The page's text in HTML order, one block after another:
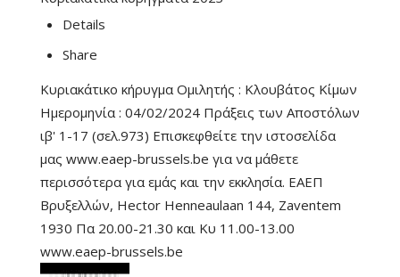
Details
Share
Κυριακάτικο κήρυγμα Ομιλητής : Κλουβάτος Κίμων
Ημερομηνία : 04/02/2024 Πράξεις των Αποστόλων
ιβ' 1-17 (σελ.973) Επισκεφθείτε την ιστοσελίδα
μας www.eaep-brussels.be για να μάθετε
περισσότερα για εμάς και την εκκλησία. ΕΑΕΠ
Βρυξελλών, Hector Henneaulaan 144, Zaventem
1930 Πα 20.00-21.30 και Κυ 11.00-13.00
www.eaep-brussels.be